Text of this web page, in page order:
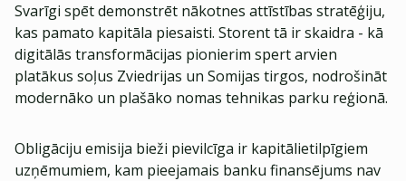
Svarīgi spēt demonstrēt nākotnes attīstības stratēģiju,
kas pamato kapitāla piesaisti. Storent tā ir skaidra - kā
digitālās transformācijas pionierim spert arvien
platākus soļus Zviedrijas un Somijas tirgos, nodrošināt
modernāko un plašāko nomas tehnikas parku reģionā.
Obligāciju emisija bieži pievilcīga ir kapitālietilpīgiem
uzņēmumiem, kam pieejamais banku finansējums nav